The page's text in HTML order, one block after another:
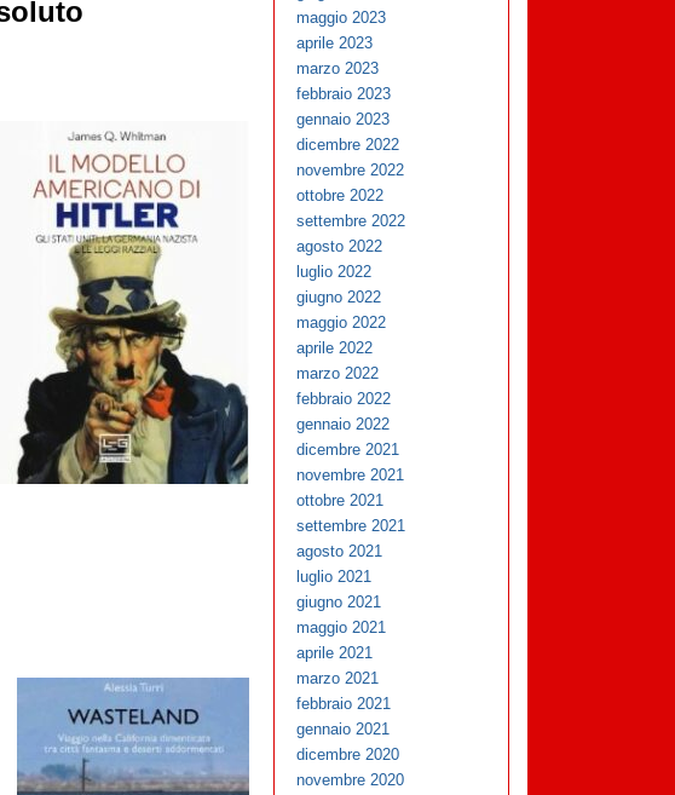
maggio 2023
aprile 2023
marzo 2023
febbraio 2023
gennaio 2023
dicembre 2022
novembre 2022
ottobre 2022
settembre 2022
agosto 2022
luglio 2022
giugno 2022
maggio 2022
aprile 2022
marzo 2022
febbraio 2022
gennaio 2022
dicembre 2021
novembre 2021
ottobre 2021
settembre 2021
agosto 2021
luglio 2021
giugno 2021
maggio 2021
aprile 2021
marzo 2021
febbraio 2021
gennaio 2021
dicembre 2020
novembre 2020